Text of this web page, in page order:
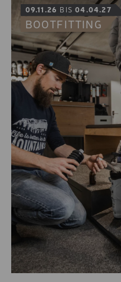
09.11.26 BIS04.04.27
BOOTFITTING